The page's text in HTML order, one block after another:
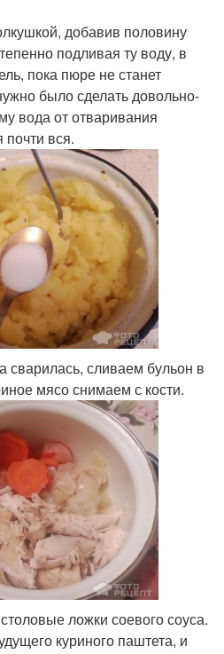
добавив половину
подливая ту воду, в
пока пюре не станет
было сделать довольно-
вода от отваривания
вся.
сварилась, сливаем бульон в
мясо снимаем с кости.
ложки соевого соуса.
куриного паштета, и